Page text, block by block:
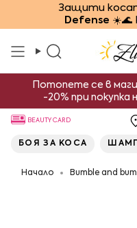
Потопете се в
-20% при покупка
Защити
Defense ☀️🌊
Търсене
BEAUTY CARD
БОЯ ЗА КОСА
Начало Bumble and